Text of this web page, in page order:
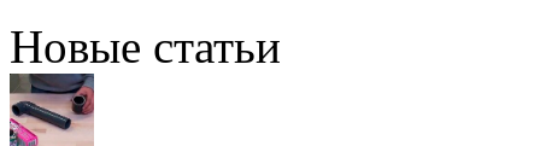
Новые статьи